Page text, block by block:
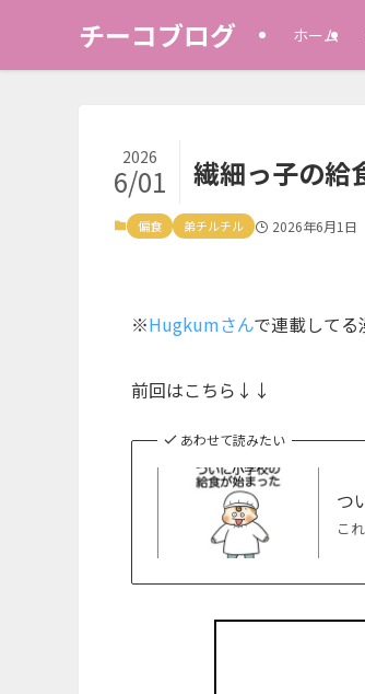
チーコブログ ホーム
繊細っ子の給
2026
6/01
偏食 弟チルチル 2026年6月1日
※Hugkumさんで連載してる
前回はこちら↓↓
あわせて読みたい
つ
こ